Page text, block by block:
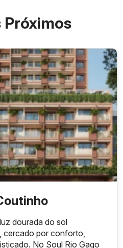
Próximos
dourada do sol
cercado por conforto,
No Soul Rio Gago